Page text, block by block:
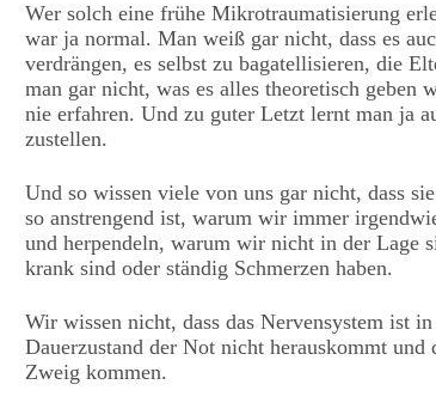
Wer solch eine frühe Mikrotraumatisierung
war ja normal. Man weiß gar nicht, dass es
verdrängen, es selbst zu bagatellisieren, die
man gar nicht, was es alles theoretisch geben
nie erfahren. Und zu guter Letzt lernt man ja
zustellen.
Und so wissen viele von uns gar nicht, dass
so anstrengend ist, warum wir immer
und herpendeln, warum wir nicht in der Lage
krank sind oder ständig Schmerzen haben.
Wir wissen nicht, dass das Nervensystem ist
Dauerzustand der Not nicht herauskommt
Zweig kommen.